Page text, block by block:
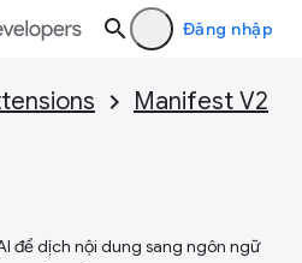
Đăng nhập
Manifest V2
để dịch nội dung sang ngôn ngữ